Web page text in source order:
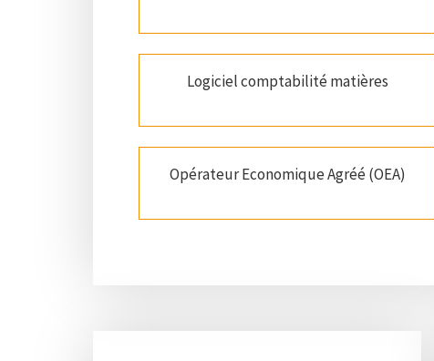
Logiciel comptabilité matières
Opérateur Economique Agréé (OEA)